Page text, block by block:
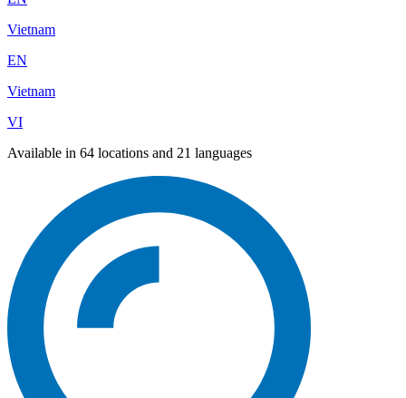
Vietnam
EN
Vietnam
VI
Available in 64 locations and 21 languages